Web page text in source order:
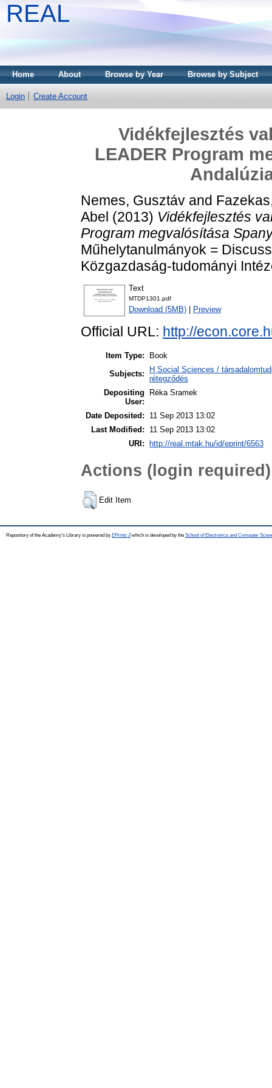
REAL
Home About Browse by Year Browse by Subject
Login Create Account
Vidékfejlesztés
LEADER Program
Nemes, Gusztáv and
Abel (2013) Vidékfejlesztés
Program megvalósítása
Műhelytanulmányok =
Közgazdaság-tudományi
Text
MTDP1301.pdf
Download (5MB) Preview
Official URL: http://
Item Type:
Book
Subjects:
H Social Sciences /
rétegződés
Depositing
User:
Réka Sramek
Date Deposited:
11 Sep 2013 13:02
Last Modified:
11 Sep 2013 13:02
URI:
http://real.mtak.hu/id/eprint/6563
Actions (login required)
Edit Item
Repository of the Academy's Library is powered by EPrints 3which is developed by the School of Electronics and Computer